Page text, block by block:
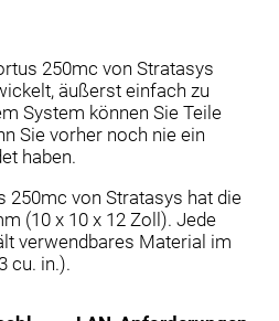
250mc von Stratasys
äußerst einfach zu
System können Sie Teile
Sie vorher noch nie ein
haben.
250mc von Stratasys hat die
(10 x 10 x 12 Zoll). Jede
verwendbares Material im
cu. in.).